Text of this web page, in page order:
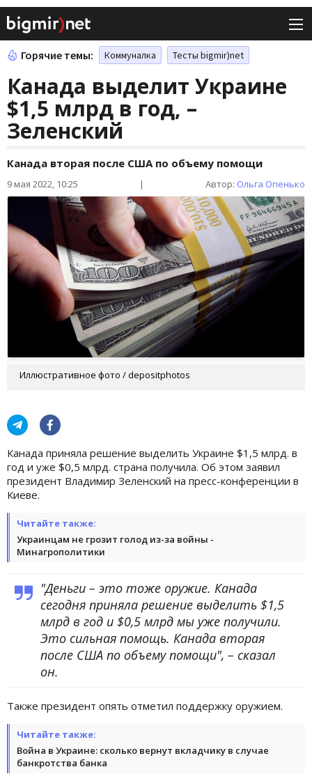
Горячие темы: Коммуналка Тесты bigmir)net
Канада выделит Украине
$1,5 млрд в год, –
Зеленский
Канада вторая после США по объему помощи
9 мая 2022, 10:25 | Автор: Ольга Опенько
Иллюстративное фото / depositphotos
Канада приняла решение выделить Украине $1,5 млрд. в
год и уже $0,5 млрд. страна получила. Об этом заявил
президент Владимир Зеленский на пресс-конференции в
Киеве.
Читайте также:
Украинцам не грозит голод из-за войны -
Минагрополитики
"Деньги – это тоже оружие. Канада
сегодня приняла решение выделить $1,5
млрд в год и $0,5 млрд мы уже получили.
Это сильная помощь. Канада вторая
после США по объему помощи", – сказал
он.
Также президент опять отметил поддержку оружием.
Читайте также:
Война в Украине: сколько вернут вкладчику в случае
банкротства банка